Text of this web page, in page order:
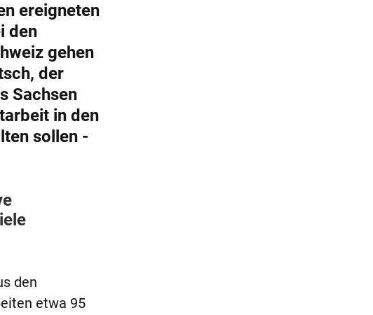
ereigneten
den
gehen
der
Sachsen
in den
sollen -
den
etwa 95